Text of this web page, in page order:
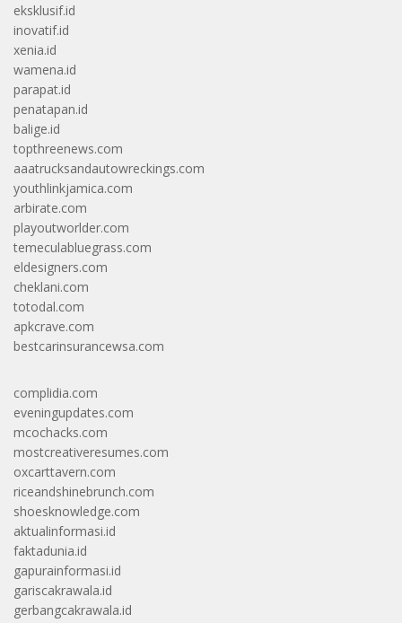
eksklusif.id
inovatif.id
xenia.id
wamena.id
parapat.id
penatapan.id
balige.id
topthreenews.com
aaatrucksandautowreckings.com
youthlinkjamica.com
arbirate.com
playoutworlder.com
temeculabluegrass.com
eldesigners.com
cheklani.com
totodal.com
apkcrave.com
bestcarinsurancewsa.com
complidia.com
eveningupdates.com
mcochacks.com
mostcreativeresumes.com
oxcarttavern.com
riceandshinebrunch.com
shoesknowledge.com
aktualinformasi.id
faktadunia.id
gapurainformasi.id
gariscakrawala.id
gerbangcakrawala.id